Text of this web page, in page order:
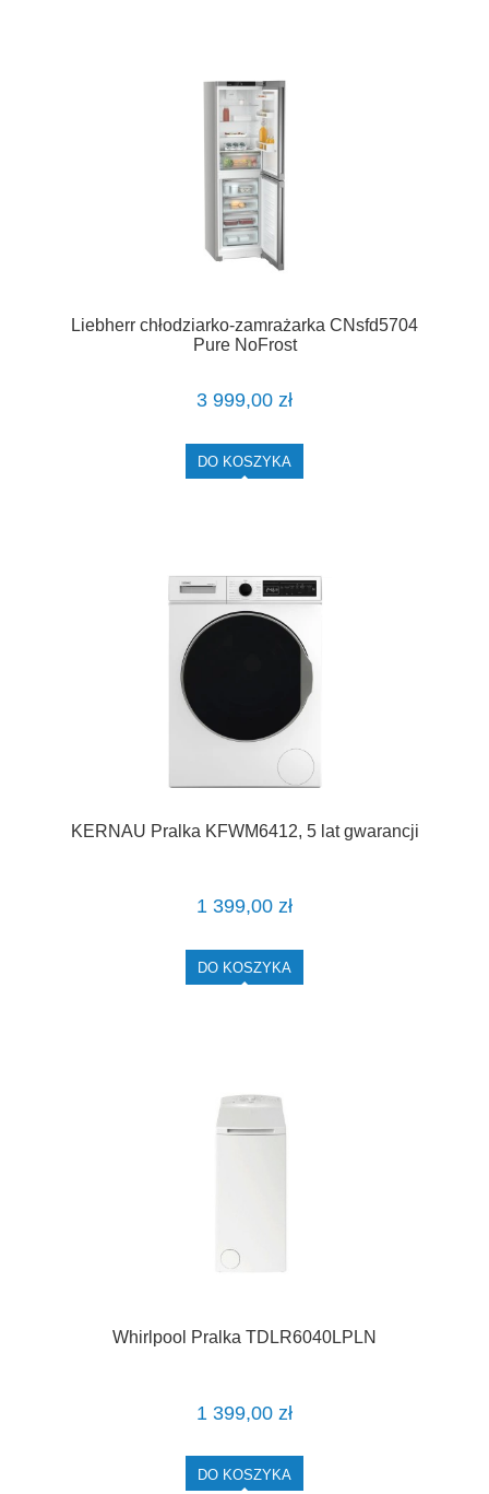
Liebherr chłodziarko-zamrażarka CNsfd5704
Pure NoFrost
3 999,00 zł
DO KOSZYKA
KERNAU Pralka KFWM6412, 5 lat gwarancji
1 399,00 zł
DO KOSZYKA
Whirlpool Pralka TDLR6040LPLN
1 399,00 zł
DO KOSZYKA